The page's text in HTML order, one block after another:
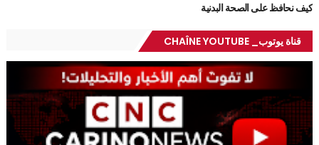
كيف نحافظ على الصحة البدنية
قناة يوتوب_ CHAÎNE YOUTUBE